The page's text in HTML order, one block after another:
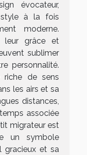
évocateur,
style à la fois
moderne.
leur grâce et
sublimer
personnalité.
riche de sens
les airs et sa
distances,
associée
migrateur est
un symbole
gracieux et sa